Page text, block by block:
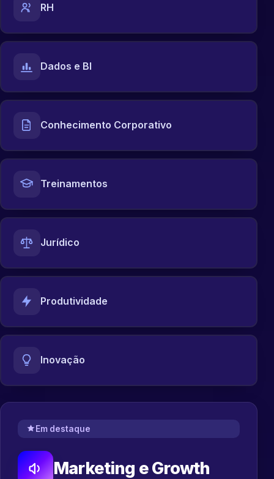
RH
Dados e BI
Conhecimento Corporativo
Treinamentos
Jurídico
Produtividade
Inovação
Em destaque
Marketing e Growth